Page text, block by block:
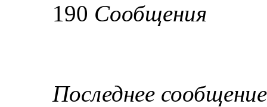
190 Сообщения
Последнее сообщение